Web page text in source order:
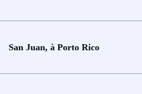
San Juan, à Porto Rico